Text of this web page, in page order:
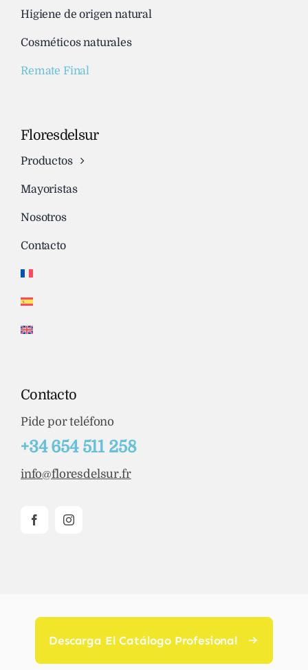
Higiene de origen natural
Cosméticos naturales
Remate Final
Floresdelsur
Productos
Mayoristas
Nosotros
Contacto
Contacto
Pide por teléfono
+34 654 511 258
info@floresdelsur.fr
Descarga El Catálogo Profesional